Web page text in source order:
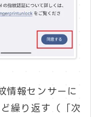
情報センサーに
繰り返す（「次